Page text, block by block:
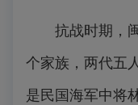
抗战时期，闽
个家族，两代五
是民国海军中将